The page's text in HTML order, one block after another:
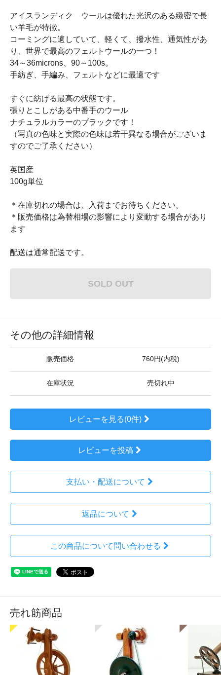
アイスランディク ウールは優れた光沢のある緻密で長
い羊毛が特徴。
コーミングに適していて、軽くて、撥水性、通気性があ
り、世界で最高のフェルトウールの一つ！
34～36microns、90～100s。
手紡ぎ、手編み、フェルトなどに最適です
すぐに紡げる最高の状態です。
張りとこしがある中番手のウール
ナチュラルカラーのブラックです！
（写真の色味と実際の色味は若干異なる場合がございま
すのでご了承ください）
英国産
100g単位
＊在庫切れの場合は、入荷までお待ちください。
＊販売価格は為替相場の影響により変動する場合があり
ます
配送は通常配送です。
SOLD OUT
その他の詳細情報
販売価格 760円(内税)
在庫状況 売切れ中
レビューを見る(0件)
レビューを投稿
支払い・配送について
返品について
この商品について問い合わせる
売れ筋商品